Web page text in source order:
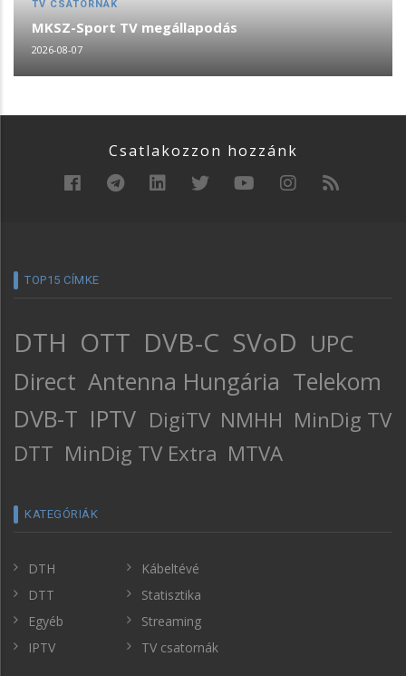
TV CSATORNÁK
MKSZ-Sport TV megállapodás
2026-08-07
Csatlakozzon hozzánk
TOP15 CÍMKE
DTH OTT DVB-C SVoD UPC
Direct Antenna Hungária Telekom
DVB-T IPTV DigiTV NMHH MinDig TV
DTT MinDig TV Extra MTVA
KATEGÓRIÁK
DTH
DTT
Egyéb
IPTV
Kábeltévé
Statisztika
Streaming
TV csatornák